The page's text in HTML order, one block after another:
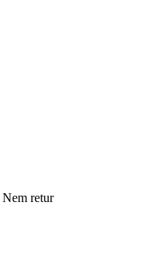
Nem retur